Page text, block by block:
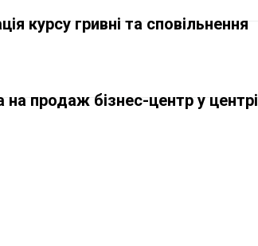
курсу гривні та сповільнення
продаж бізнес-центр у центрі